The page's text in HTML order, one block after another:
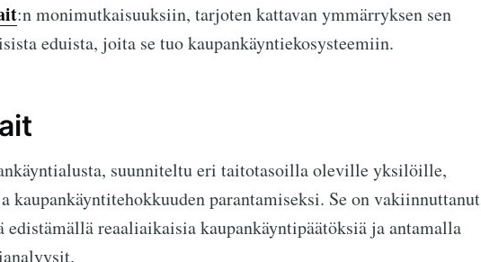
:n monimutkaisuuksiin, tarjoten kattavan ymmärryksen sen
eduista, joita se tuo kaupankäyntiekosysteemiin.
suunniteltu eri taitotasoilla oleville yksilöille,
kaupankäyntitehokkuuden parantamiseksi. Se on vakiinnuttanut
edistämällä reaaliaikaisia kaupankäyntipäätöksiä ja antamalla